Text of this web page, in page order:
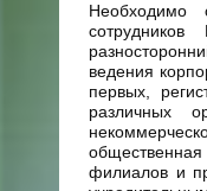
ведения
первых,
различных
филиалов и